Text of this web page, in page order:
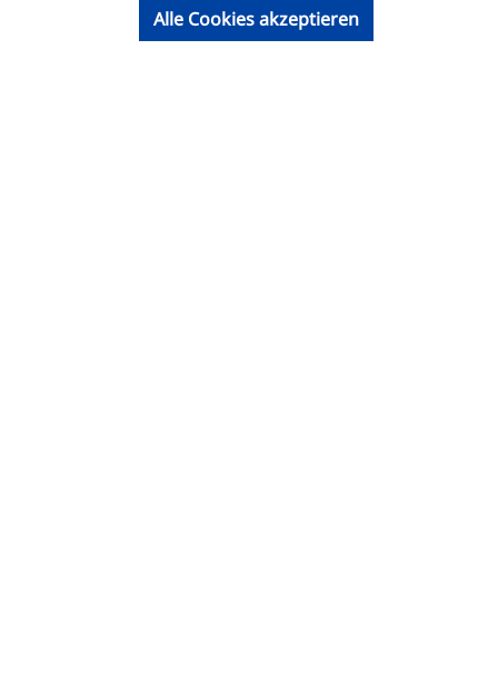
Alle Cookies akzeptieren